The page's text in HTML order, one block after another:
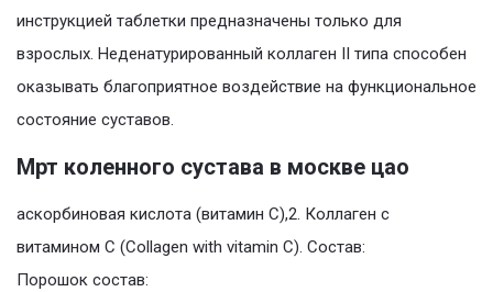
инструкцией таблетки предназначены только для
взрослых. Неденатурированный коллаген II типа способен
оказывать благоприятное воздействие на функциональное
состояние суставов.
Мрт коленного сустава в москве цао
аскорбиновая кислота (витамин С),2. Коллаген с
витамином С (Collagen with vitamin C). Состав:
Порошок состав: